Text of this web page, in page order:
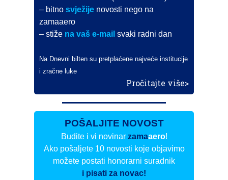
– bitnosvježije novosti nego na
zamaaero
– stiže na vaš e-mail svaki radni dan
Na Dnevni bilten su pretplaćene najveće institucije
i zračne luke
Pročitajte više>
POŠALJITE NOVOST
Budite i vi novinar zamaaero!
Ako pošaljete 10 novosti koje objavimo
možete postati honorarni suradnik
i pisati za novac!